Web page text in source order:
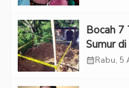
Bocah 7
Sumur
calendar_monthRabu, 5